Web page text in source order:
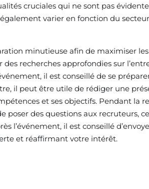
cruciales qui ne sont pas
varier en fonction du
minutieuse afin de maximiser
recherches approfondies sur
il est conseillé de se
il peut être utile de rédiger une
et ses objectifs. Pendant la
des questions aux recruteurs,
l’événement, il est conseillé
et réaffirmant votre intérêt.